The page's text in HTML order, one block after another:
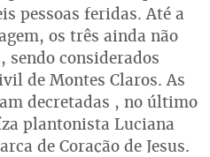
pessoas feridas. Até a
os três ainda não
considerados
de Montes Claros. As
decretadas , no último
plantonista Luciana
de Coração de Jesus.